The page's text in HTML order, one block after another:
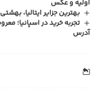
اولیه و عکس
بهترین جزایر ایتالیا،
تجربه‌ خرید در اسپانیا؛
آدرس